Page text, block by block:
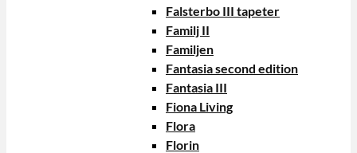
Falsterbo III tapeter
Familj II
Familjen
Fantasia second edition
Fantasia III
Fiona Living
Flora
Florin